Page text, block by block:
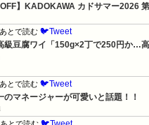
】KADOKAWA カドサマー2026
あとで読む 🐦Tweet
級豆腐ワイ「150g×2丁で250円か…
あとで読む 🐦Tweet
のマネージャーが可愛いと話題！！
あとで読む